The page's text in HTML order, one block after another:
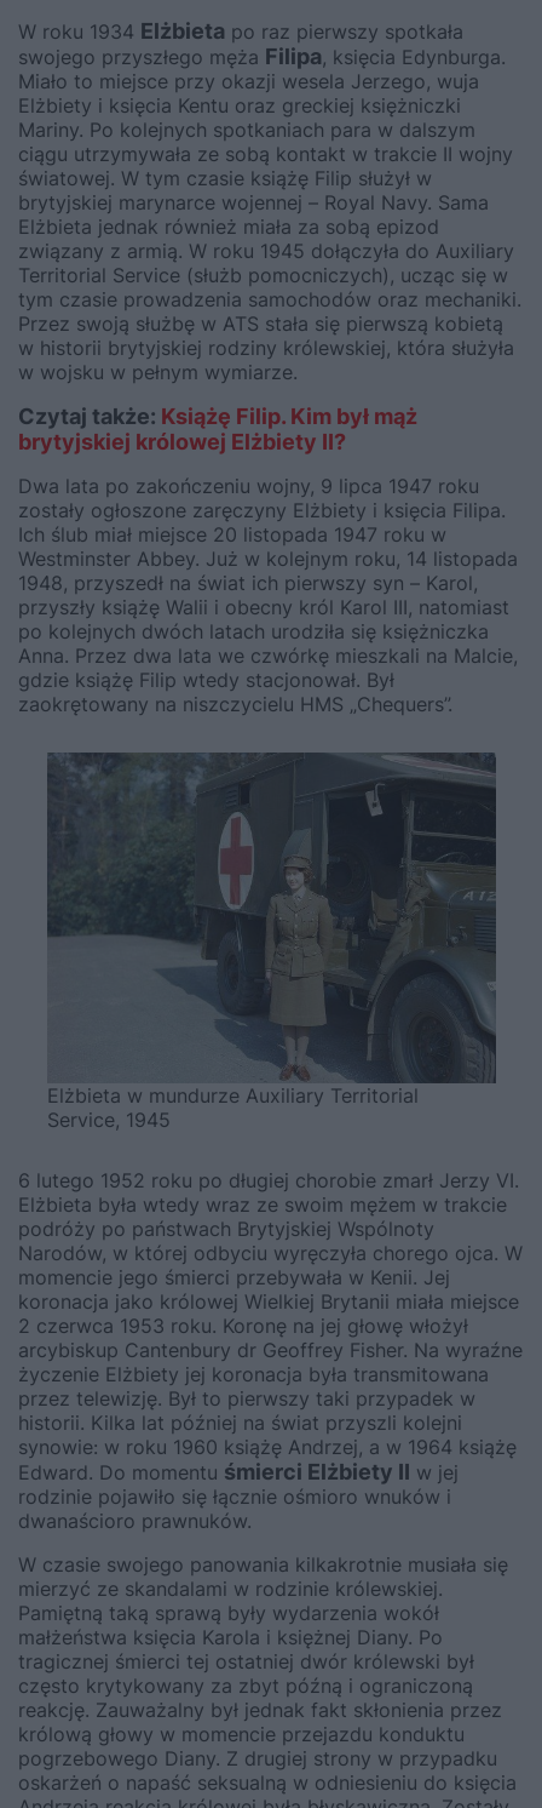
W roku 1934 Elżbieta po raz pierwszy spotkała
swojego przyszłego męża Filipa, księcia Edynburga.
Miało to miejsce przy okazji wesela Jerzego, wuja
Elżbiety i księcia Kentu oraz greckiej księżniczki
Mariny. Po kolejnych spotkaniach para w dalszym
ciągu utrzymywała ze sobą kontakt w trakcie II wojny
światowej. W tym czasie książę Filip służył w
brytyjskiej marynarce wojennej – Royal Navy. Sama
Elżbieta jednak również miała za sobą epizod
związany z armią. W roku 1945 dołączyła do Auxiliary
Territorial Service (służb pomocniczych), ucząc się w
tym czasie prowadzenia samochodów oraz mechaniki.
Przez swoją służbę w ATS stała się pierwszą kobietą
w historii brytyjskiej rodziny królewskiej, która służyła
w wojsku w pełnym wymiarze.
Czytaj także: Książę Filip. Kim był mąż
brytyjskiej królowej Elżbiety II?
Dwa lata po zakończeniu wojny, 9 lipca 1947 roku
zostały ogłoszone zaręczyny Elżbiety i księcia Filipa.
Ich ślub miał miejsce 20 listopada 1947 roku w
Westminster Abbey. Już w kolejnym roku, 14 listopada
1948, przyszedł na świat ich pierwszy syn – Karol,
przyszły książę Walii i obecny król Karol III, natomiast
po kolejnych dwóch latach urodziła się księżniczka
Anna. Przez dwa lata we czwórkę mieszkali na Malcie,
gdzie książę Filip wtedy stacjonował. Był
zaokrętowany na niszczycielu HMS „Chequers”.
Elżbieta w mundurze Auxiliary Territorial
Service, 1945
6 lutego 1952 roku po długiej chorobie zmarł Jerzy VI.
Elżbieta była wtedy wraz ze swoim mężem w trakcie
podróży po państwach Brytyjskiej Wspólnoty
Narodów, w której odbyciu wyręczyła chorego ojca. W
momencie jego śmierci przebywała w Kenii. Jej
koronacja jako królowej Wielkiej Brytanii miała miejsce
2 czerwca 1953 roku. Koronę na jej głowę włożył
arcybiskup Cantenbury dr Geoffrey Fisher. Na wyraźne
życzenie Elżbiety jej koronacja była transmitowana
przez telewizję. Był to pierwszy taki przypadek w
historii. Kilka lat później na świat przyszli kolejni
synowie: w roku 1960 książę Andrzej, a w 1964 książę
Edward. Do momentu śmierci Elżbiety II w jej
rodzinie pojawiło się łącznie ośmioro wnuków i
dwanaścioro prawnuków.
W czasie swojego panowania kilkakrotnie musiała się
mierzyć ze skandalami w rodzinie królewskiej.
Pamiętną taką sprawą były wydarzenia wokół
małżeństwa księcia Karola i księżnej Diany. Po
tragicznej śmierci tej ostatniej dwór królewski był
często krytykowany za zbyt późną i ograniczoną
reakcję. Zauważalny był jednak fakt skłonienia przez
królową głowy w momencie przejazdu konduktu
pogrzebowego Diany. Z drugiej strony w przypadku
oskarżeń o napaść seksualną w odniesieniu do księcia